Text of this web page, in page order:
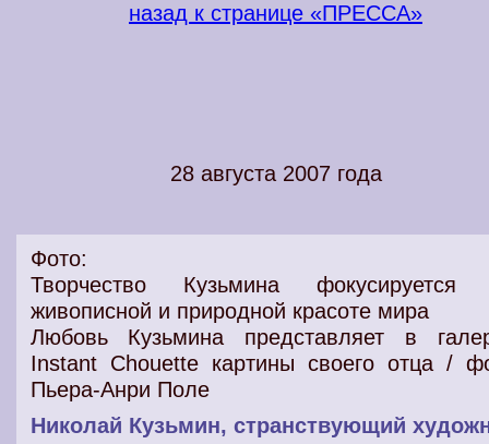
назад к странице «ПРЕССА»
28 августа 2007 года
Фото:
Творчество Кузьмина фокусируется
живописной и природной красоте мира
Любовь Кузьмина представляет в
Instant Chouette картины своего отца /
Пьера-Анри Поле
Николай Кузьмин, странствующий